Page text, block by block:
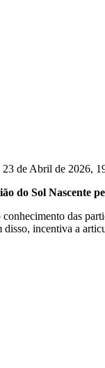
de Abril de 2026,
do Sol Nascente
das
incentiva a